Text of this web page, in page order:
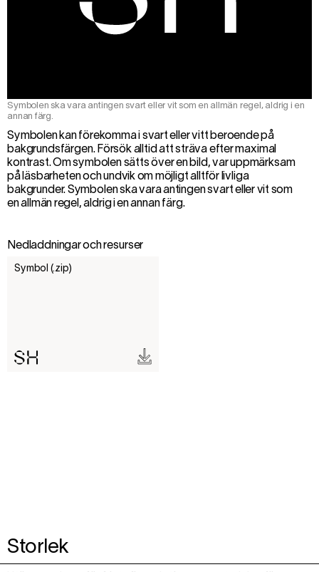
Symbolen ska vara antingen svart eller vit som en allmän regel, aldrig i en
annan färg.
Symbolen kan förekomma i svart eller vitt beroende på
bakgrundsfärgen. Försök alltid att sträva efter maximal
kontrast. Om symbolen sätts över en bild, var uppmärksam
på läsbarheten och undvik om möjligt alltför livliga
bakgrunder. Symbolen ska vara antingen svart eller vit som
en allmän regel, aldrig i en annan färg.
Nedladdningar och resurser
Symbol (.zip)
Storlek